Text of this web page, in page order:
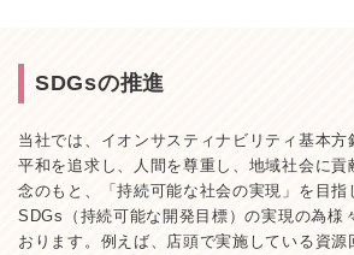
SDGsの推進
当社では、イオンサスティナビリティ基本方
平和を追求し、人間を尊重し、地域社会に貢
念のもと、「持続可能な社会の実現」を目指
SDGs（持続可能な開発目標）の実現の為様
おります。例えば、店頭で実施している資